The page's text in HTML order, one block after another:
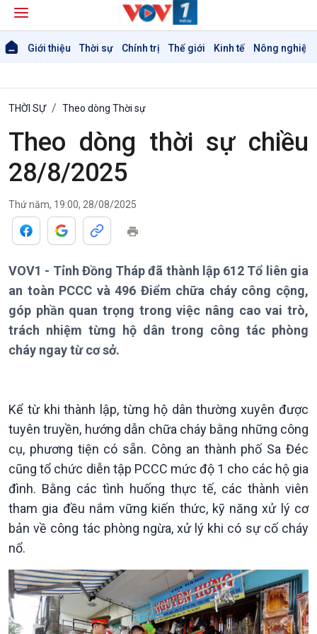
Giới thiệu Thời sự Chính trị Thế giới Kinh tế Nông nghiệp
Giới thiệu
Thời sự 21h30
Bản tin
Chuyên mục
Theo dòng Thời sự
Chính trị
Tin Chính trị
Chính phủ với người dân
Quốc hội với cử tri
Xây dựng đảng
Đảng trong cuộc sống
Nhận diện sự thật
Pháp luật và đời sống
Thế giới
Tin thế giới
Vấn đề quốc tế
Hồ sơ sự kiện quốc tế
Thế giới & Việt Nam
Biên cương - Một dải vững
bền
Kinh tế
Nông nghiệp & Biển đảo
THỜI SỰ Theo dòng Thời sự
Theo dòng thời sự chiều
28/8/2025
Thứ năm, 19:00, 28/08/2025
VOV1 - Tỉnh Đồng Tháp đã thành lập 612 Tổ liên gia
an toàn PCCC và 496 Điểm chữa cháy công cộng,
góp phần quan trọng trong việc nâng cao vai trò,
trách nhiệm từng hộ dân trong công tác phòng
cháy ngay từ cơ sở.
Kể từ khi thành lập, từng hộ dân thường xuyên được
tuyên truyền, hướng dẫn chữa cháy bằng những công
cụ, phương tiện có sẵn. Công an thành phố Sa Đéc
cũng tổ chức diễn tập PCCC mức độ 1 cho các hộ gia
đình. Bằng các tình huống thực tế, các thành viên
tham gia đều nắm vững kiến thức, kỹ năng xử lý cơ
bản về công tác phòng ngừa, xử lý khi có sự cố cháy
nổ.